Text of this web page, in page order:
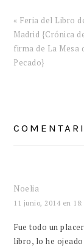
Entrada
anterior:
« Feria del Libro
Madrid {Crónica
firma de La Mesa
Pecado}
CON
Noelia
11 junio, 2014 en
Fue todo un
libro, lo he